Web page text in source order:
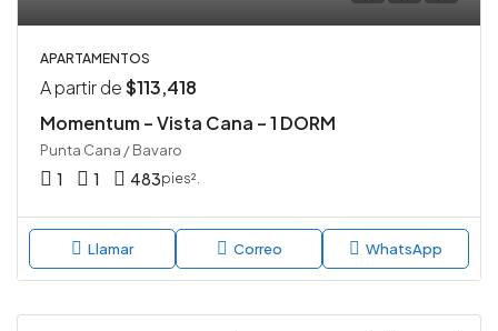
APARTAMENTOS
A partir de$113,418
Momentum – Vista Cana – 1 DORM
Punta Cana / Bavaro
1 1 483pies².
Llamar Correo WhatsApp